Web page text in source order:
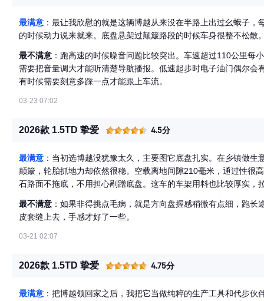
最满意 ：最让我欣慰的就是这辆博越从来没在半路上出过幺蛾子
的时候动力说来就来。底盘悬架过颠簸路段的时候车身很整不松散
最不满意 ：跑高速的时候噪音问题比较突出。车速超过110公里每
需要把音量调大才能听清楚导航播报。低速起步时电子油门偶尔
有时候需要刻意多踩一点才能跟上车流。
03-23 07:02
2026款 1.5TD 挚爱 4.5分
最满意 ：当初选博越没犹豫太久，主要图它底盘扎实。在乡镇做
颠簸，轮胎抓地力却依然很稳。空载离地间隙210毫米，通过性很
石路面不拖底，不用担心剐蹭底盘。这车的车架用料也比较厚实，
最不满意 ：如果非得挑点毛病，就是方向盘握感稍微有点细，跑
皮套缝上去，手感才好了一些。
03-21 02:07
2026款 1.5TD 挚爱 4.75分
最满意 ：把博越领回家之后，我把它当做纯粹的生产工具和代步